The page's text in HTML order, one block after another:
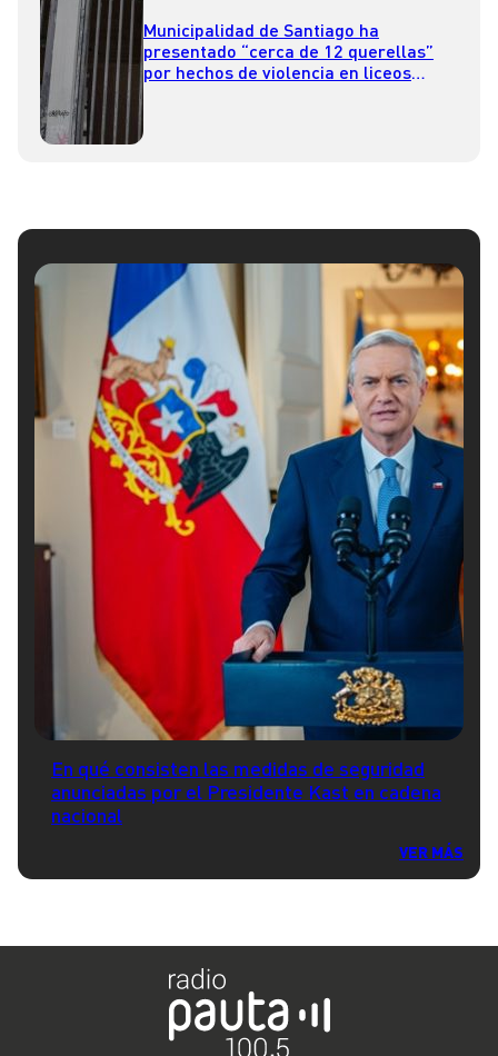
Municipalidad de Santiago ha
presentado “cerca de 12 querellas”
por hechos de violencia en liceos
En qué consisten las medidas de seguridad
anunciadas por el Presidente Kast en cadena
nacional
VER MÁS